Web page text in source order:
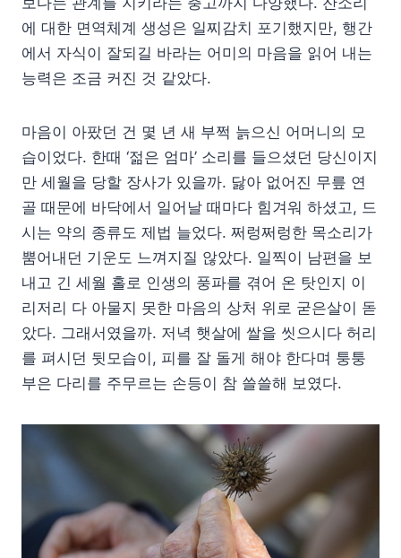
에 대한 면역체계 생성은 일찌감치 포기했지만, 행간
에서 자식이 잘되길 바라는 어미의 마음을 읽어 내는
능력은 조금 커진 것 같았다.
마음이 아팠던 건 몇 년 새 부쩍 늙으신 어머니의 모
습이었다. 한때 ‘젊은 엄마’ 소리를 들으셨던 당신이지
만 세월을 당할 장사가 있을까. 닳아 없어진 무릎 연
골 때문에 바닥에서 일어날 때마다 힘겨워 하셨고, 드
시는 약의 종류도 제법 늘었다. 쩌렁쩌렁한 목소리가
뿜어내던 기운도 느껴지질 않았다. 일찍이 남편을 보
내고 긴 세월 홀로 인생의 풍파를 겪어 온 탓인지 이
리저리 다 아물지 못한 마음의 상처 위로 굳은살이 돋
았다. 그래서였을까. 저녁 햇살에 쌀을 씻으시다 허리
를 펴시던 뒷모습이, 피를 잘 돌게 해야 한다며 퉁퉁
부은 다리를 주무르는 손등이 참 쓸쓸해 보였다.